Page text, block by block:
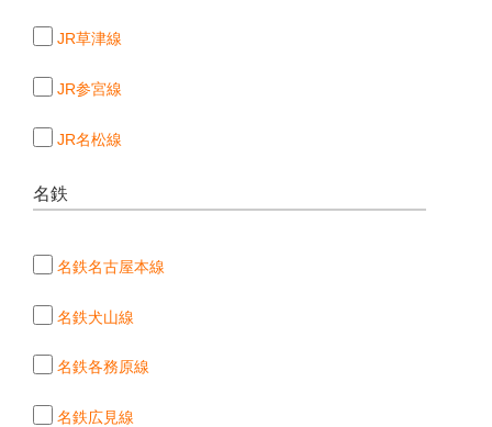
JR草津線
JR参宮線
JR名松線
名鉄
名鉄名古屋本線
名鉄犬山線
名鉄各務原線
名鉄広見線